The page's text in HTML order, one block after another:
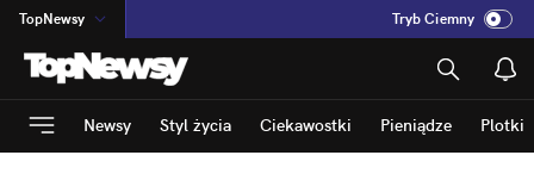
TopNewsy
na:Temat
INN:Poland
ASZ:dziennik
Tryb Ciemny
Newsy Styl życia Ciekawostki Pieniądze Plotki